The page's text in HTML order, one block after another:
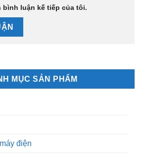
bình luận kế tiếp của tôi.
MỤC SẢN PHẨM
điện